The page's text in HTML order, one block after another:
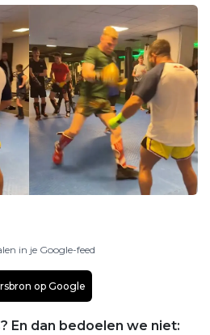
in je Google-feed
op Google
En dan bedoelen we niet: